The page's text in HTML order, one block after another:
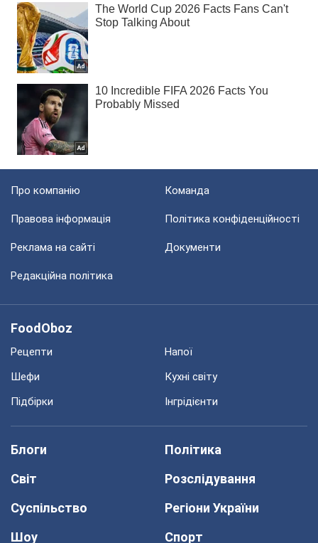
Про компанію Команда
Правова інформація Політика конфіденційності
Реклама на сайті Документи
Редакційна політика
FoodOboz
Рецепти
Напої
Шефи
Кухні світу
Підбірки
Інгрідієнти
Блоги
Політика
Світ
Розслідування
Суспільство
Регіони України
Шоу
Спорт